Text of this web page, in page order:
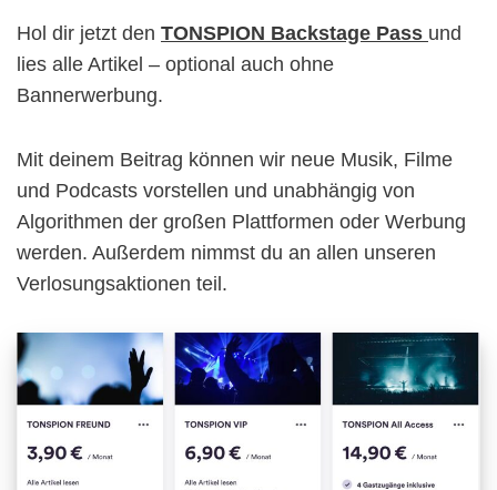
Hol dir jetzt den TONSPION Backstage Pass und
lies alle Artikel – optional auch ohne
Bannerwerbung.
Mit deinem Beitrag können wir neue Musik, Filme
und Podcasts vorstellen und unabhängig von
Algorithmen der großen Plattformen oder Werbung
werden. Außerdem nimmst du an allen unseren
Verlosungsaktionen teil.